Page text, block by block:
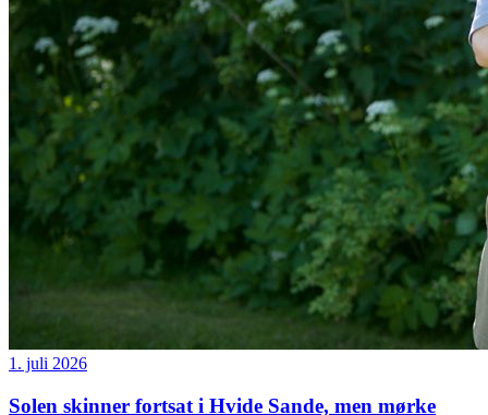
1. juli 2026
Solen skinner fortsat i Hvide Sande, men mørke